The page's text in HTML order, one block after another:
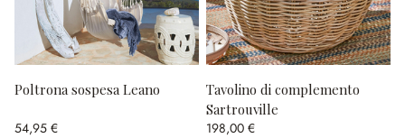
Poltrona sospesa Leano
54,95 €
Tavolino di complemento
Sartrouville
198,00 €